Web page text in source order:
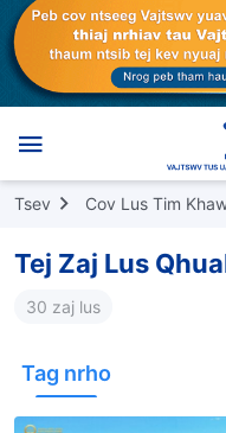
Tsev Cov Lus Tim
Tej Zaj Lus
30 zaj lus
Tag nrho